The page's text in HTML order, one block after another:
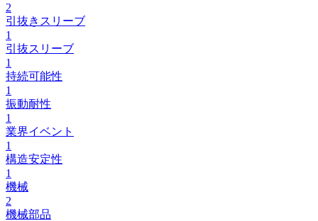
2
引抜きスリーブ
1
引抜スリーブ
1
持続可能性
1
振動耐性
1
業界イベント
1
構造安定性
1
機械
2
機械部品